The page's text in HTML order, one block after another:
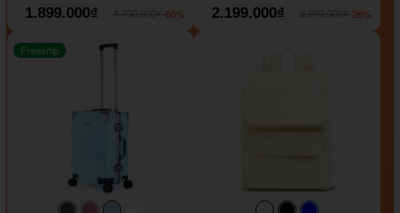
1.899.000₫
-60%
2.199.000₫
-26%
Freeship